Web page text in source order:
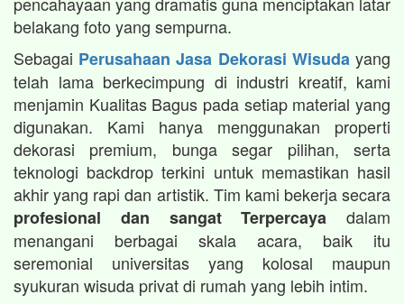
belakang foto yang sempurna.
Sebagai Perusahaan Jasa Dekorasi Wisuda yang
telah lama berkecimpung di industri kreatif, kami
menjamin Kualitas Bagus pada setiap material yang
digunakan. Kami hanya menggunakan properti
dekorasi premium, bunga segar pilihan, serta
teknologi backdrop terkini untuk memastikan hasil
akhir yang rapi dan artistik. Tim kami bekerja secara
profesional dan sangat Terpercaya dalam
menangani berbagai skala acara, baik itu
seremonial universitas yang kolosal maupun
syukuran wisuda privat di rumah yang lebih intim.